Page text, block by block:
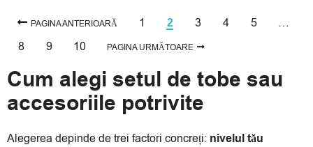
PAGINA ANTERIOARĂ 1 2 3 4 5
…
8
9 10 PAGINA URMĂTOARE
Cum alegi setul de tobe sau
accesoriile potrivite
Alegerea depinde de trei factori concreți: nivelul tău